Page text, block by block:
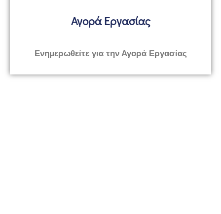
Αγορά Εργασίας
Ενημερωθείτε για την Αγορά Εργασίας